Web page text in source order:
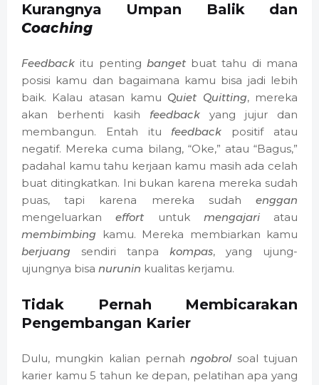
Kurangnya Umpan Balik dan
Coaching
Feedback itu penting bangetbuat tahu di mana
posisi kamu dan bagaimana kamu bisa jadi lebih
baik. Kalau atasan kamu Quiet Quitting, mereka
akan berhenti kasih feedback yang jujur dan
membangun. Entah itu feedback positif atau
negatif. Mereka cuma bilang, “Oke,” atau “Bagus,”
padahal kamu tahu kerjaan kamu masih ada celah
buat ditingkatkan. Ini bukan karena mereka sudah
puas, tapi karena mereka sudah enggan
mengeluarkaneffort untuk mengajariatau
membimbing kamu. Mereka membiarkan kamu
berjuang sendiri tanpa kompas, yang ujung-
ujungnya bisa nurunin kualitas kerjamu.
Tidak Pernah Membicarakan
Pengembangan Karier
Dulu, mungkin kalian pernahngobrolsoal tujuan
karier kamu 5 tahun ke depan, pelatihan apa yang